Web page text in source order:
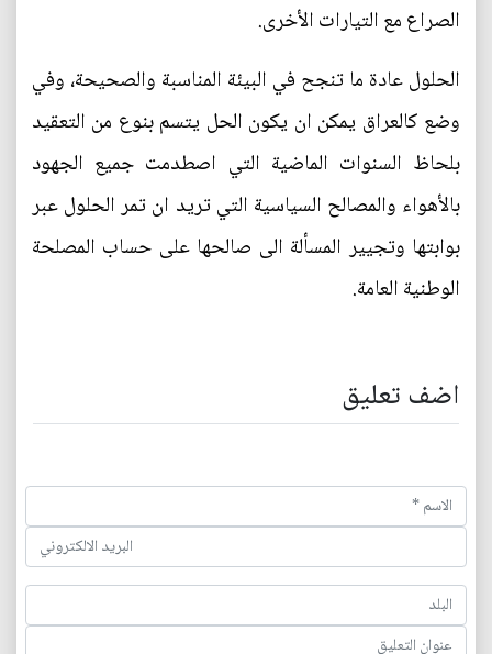
الصراع مع التيارات الأخرى.
الحلول عادة ما تنجح في البيئة المناسبة والصحيحة، وفي
وضع كالعراق يمكن ان يكون الحل يتسم بنوع من التعقيد
بلحاظ السنوات الماضية التي اصطدمت جميع الجهود
بالأهواء والمصالح السياسية التي تريد ان تمر الحلول عبر
بوابتها وتجيير المسألة الى صالحها على حساب المصلحة
الوطنية العامة.
اضف تعليق